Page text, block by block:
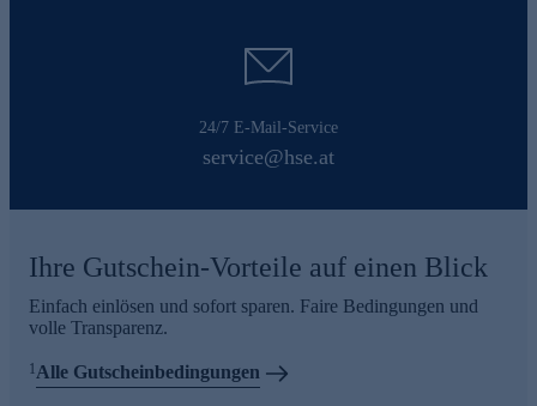
24/7 E-Mail-Service
service@hse.at
Ihre Gutschein-Vorteile auf einen Blick
Einfach einlösen und sofort sparen. Faire Bedingungen und
volle Transparenz.
1 Alle Gutscheinbedingungen